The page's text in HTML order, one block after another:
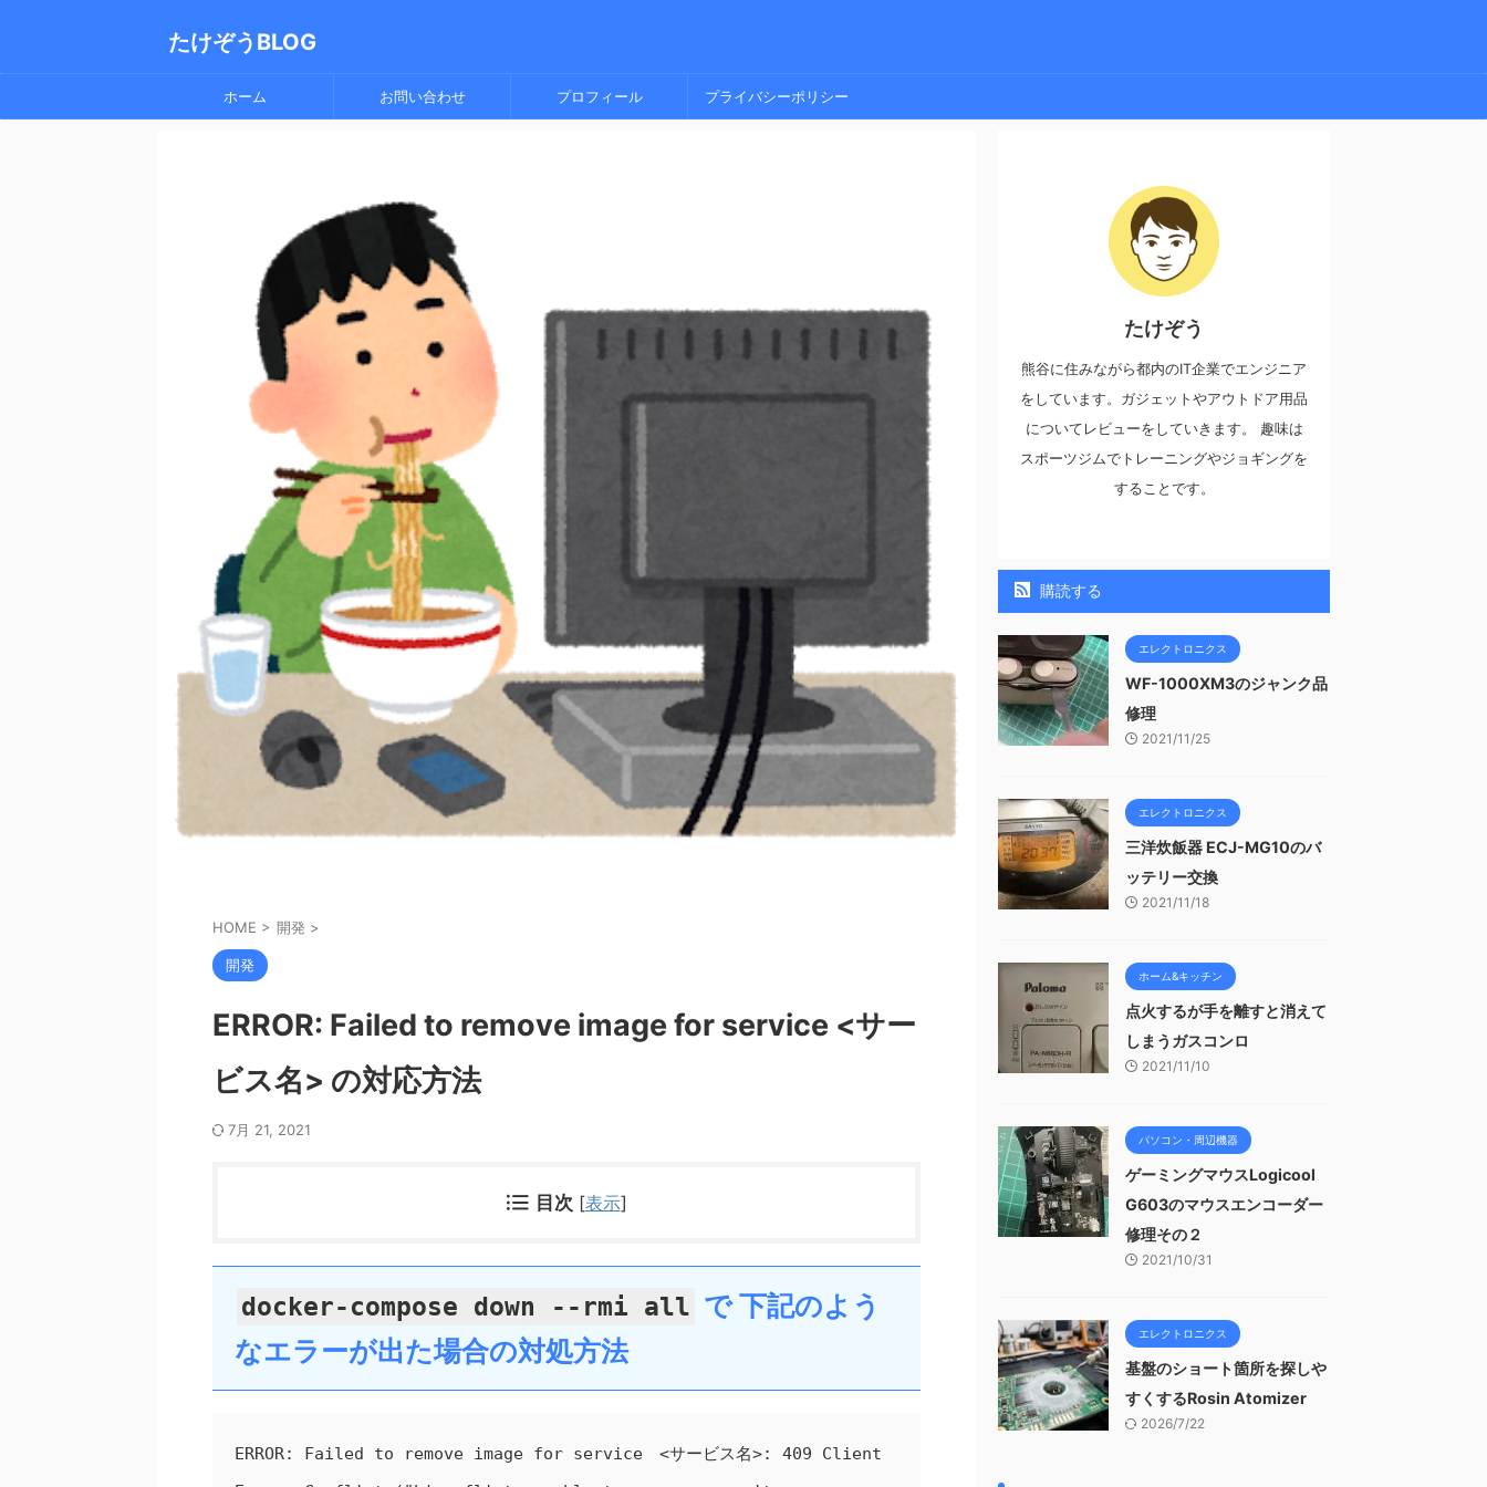
たけぞうBLOG
ホーム お問い合わせ プロフィール プライバシーポリシー
HOME > 開発 >
開発
ERROR: Failed to remove image for service <サー
ビス名> の対応方法
7月 21, 2021
目次 [表示]
docker-compose down --rmi all で 下記のよう
なエラーが出た場合の対処方法
ERROR: Failed to remove image for service　<サービス名>: 409 Client
たけぞう
熊谷に住みながら都内のIT企業でエンジニア
をしています。ガジェットやアウトドア用品
についてレビューをしていきます。 趣味は
スポーツジムでトレーニングやジョギングを
することです。
購読する
エレクトロニクス
WF-1000XM3のジャンク品
修理
2021/11/25
エレクトロニクス
三洋炊飯器 ECJ-MG10のバ
ッテリー交換
2021/11/18
ホーム&キッチン
点火するが手を離すと消えて
しまうガスコンロ
2021/11/10
パソコン・周辺機器
ゲーミングマウスLogicool
G603のマウスエンコーダー
修理その２
2021/10/31
エレクトロニクス
基盤のショート箇所を探しや
すくするRosin Atomizer
2026/7/22